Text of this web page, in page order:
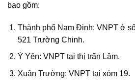
bao gồm:
Thành phố Nam Định: VNPT ở
521 Trường Chinh.
Ý Yên: VNPT tại thị trấn Lâm.
Xuân Trường: VNPT tại xóm 19.